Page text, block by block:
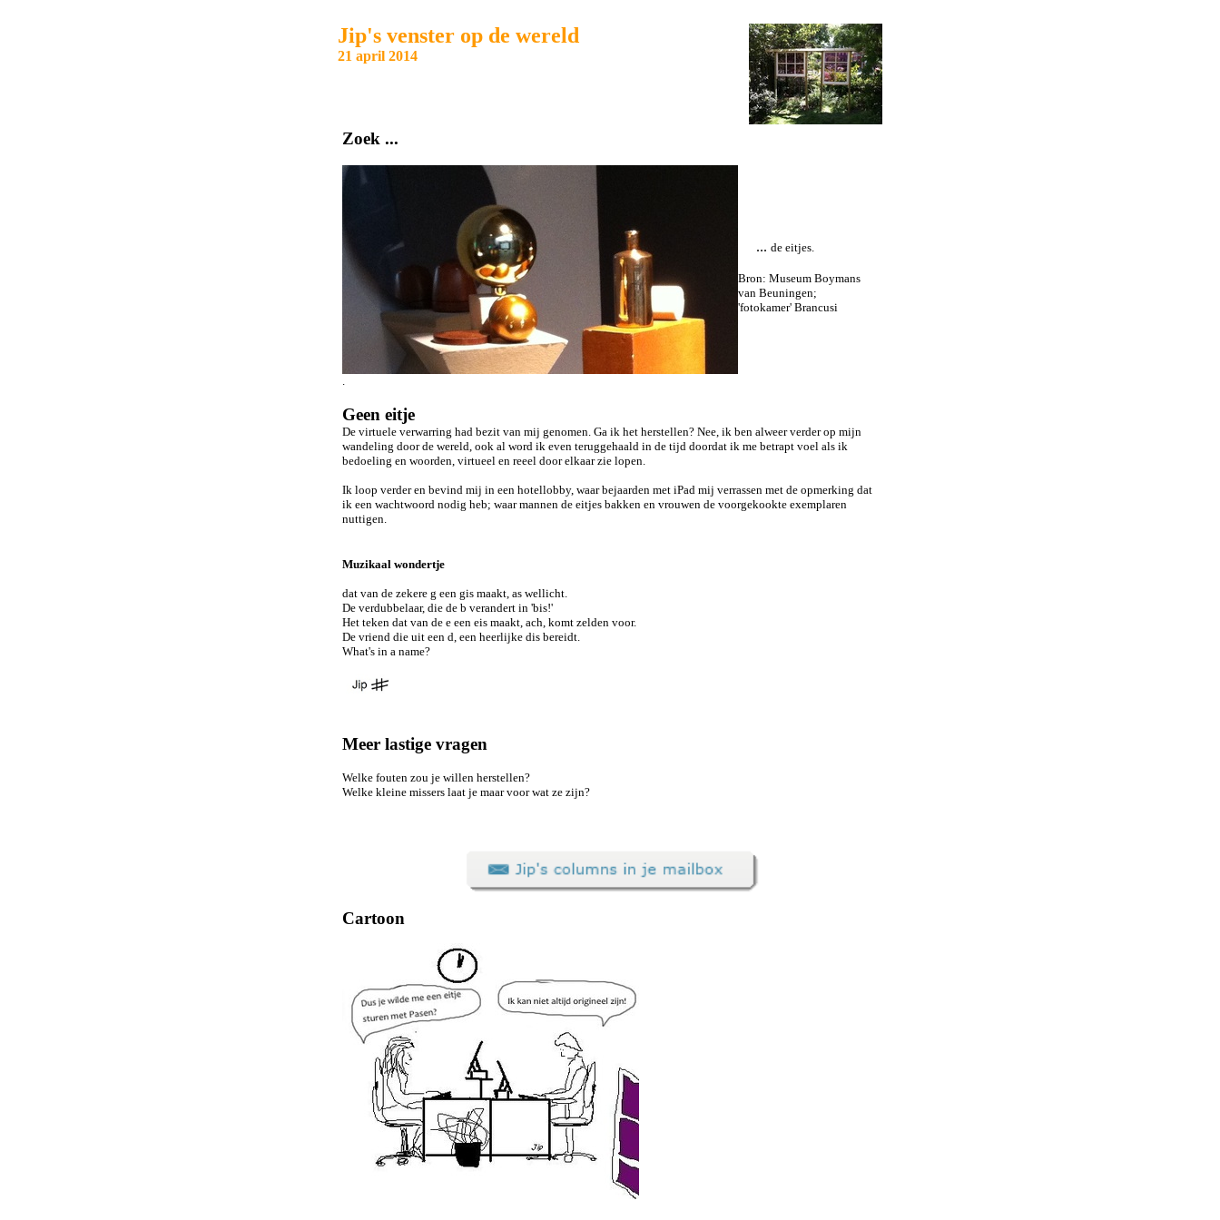
Jip's venster op de wereld
21 april 2014
Zoek ...
.
... de eitjes.
Bron: Museum Boymans
van Beuningen;
'fotokamer' Brancusi
Geen eitje
De virtuele verwarring had bezit van mij genomen. Ga ik het herstellen? Nee, ik ben alweer verder op mijn
wandeling door de wereld, ook al word ik even teruggehaald in de tijd doordat ik me betrapt voel als ik
bedoeling en woorden, virtueel en reeel door elkaar zie lopen.
Ik loop verder en bevind mij in een hotellobby, waar bejaarden met iPad mij verrassen met de opmerking dat
ik een wachtwoord nodig heb; waar mannen de eitjes bakken en vrouwen de voorgekookte exemplaren
nuttigen.
Muzikaal wondertje
dat van de zekere g een gis maakt, as wellicht.
De verdubbelaar, die de b verandert in 'bis!'
Het teken dat van de e een eis maakt, ach, komt zelden voor.
De vriend die uit een d, een heerlijke dis bereidt.
What's in a name?
Meer lastige vragen
Welke fouten zou je willen herstellen?
Welke kleine missers laat je maar voor wat ze zijn?
Cartoon